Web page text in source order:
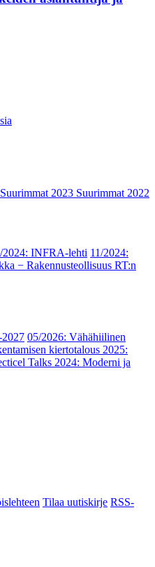
Suurimmat 2023 Suurimmat 2022
2024: INFRA-lehti 11/2024:
− Rakennusteollisuus RT:n
05/2026: Vähähiilinen
kiertotalous 2025:
Talks 2024: Moderni ja
Tilaa uutiskirje RSS-